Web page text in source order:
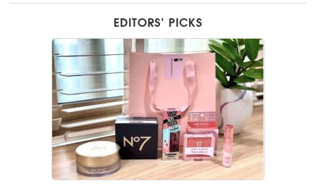
EDITORS’ PICKS